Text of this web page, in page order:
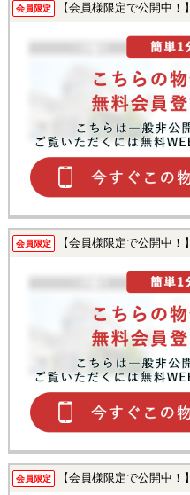
会員限定 【会員様限定で公開中！】
会員限定 【会員様限定で公開中！】
会員限定 【会員様限定で公開中！】